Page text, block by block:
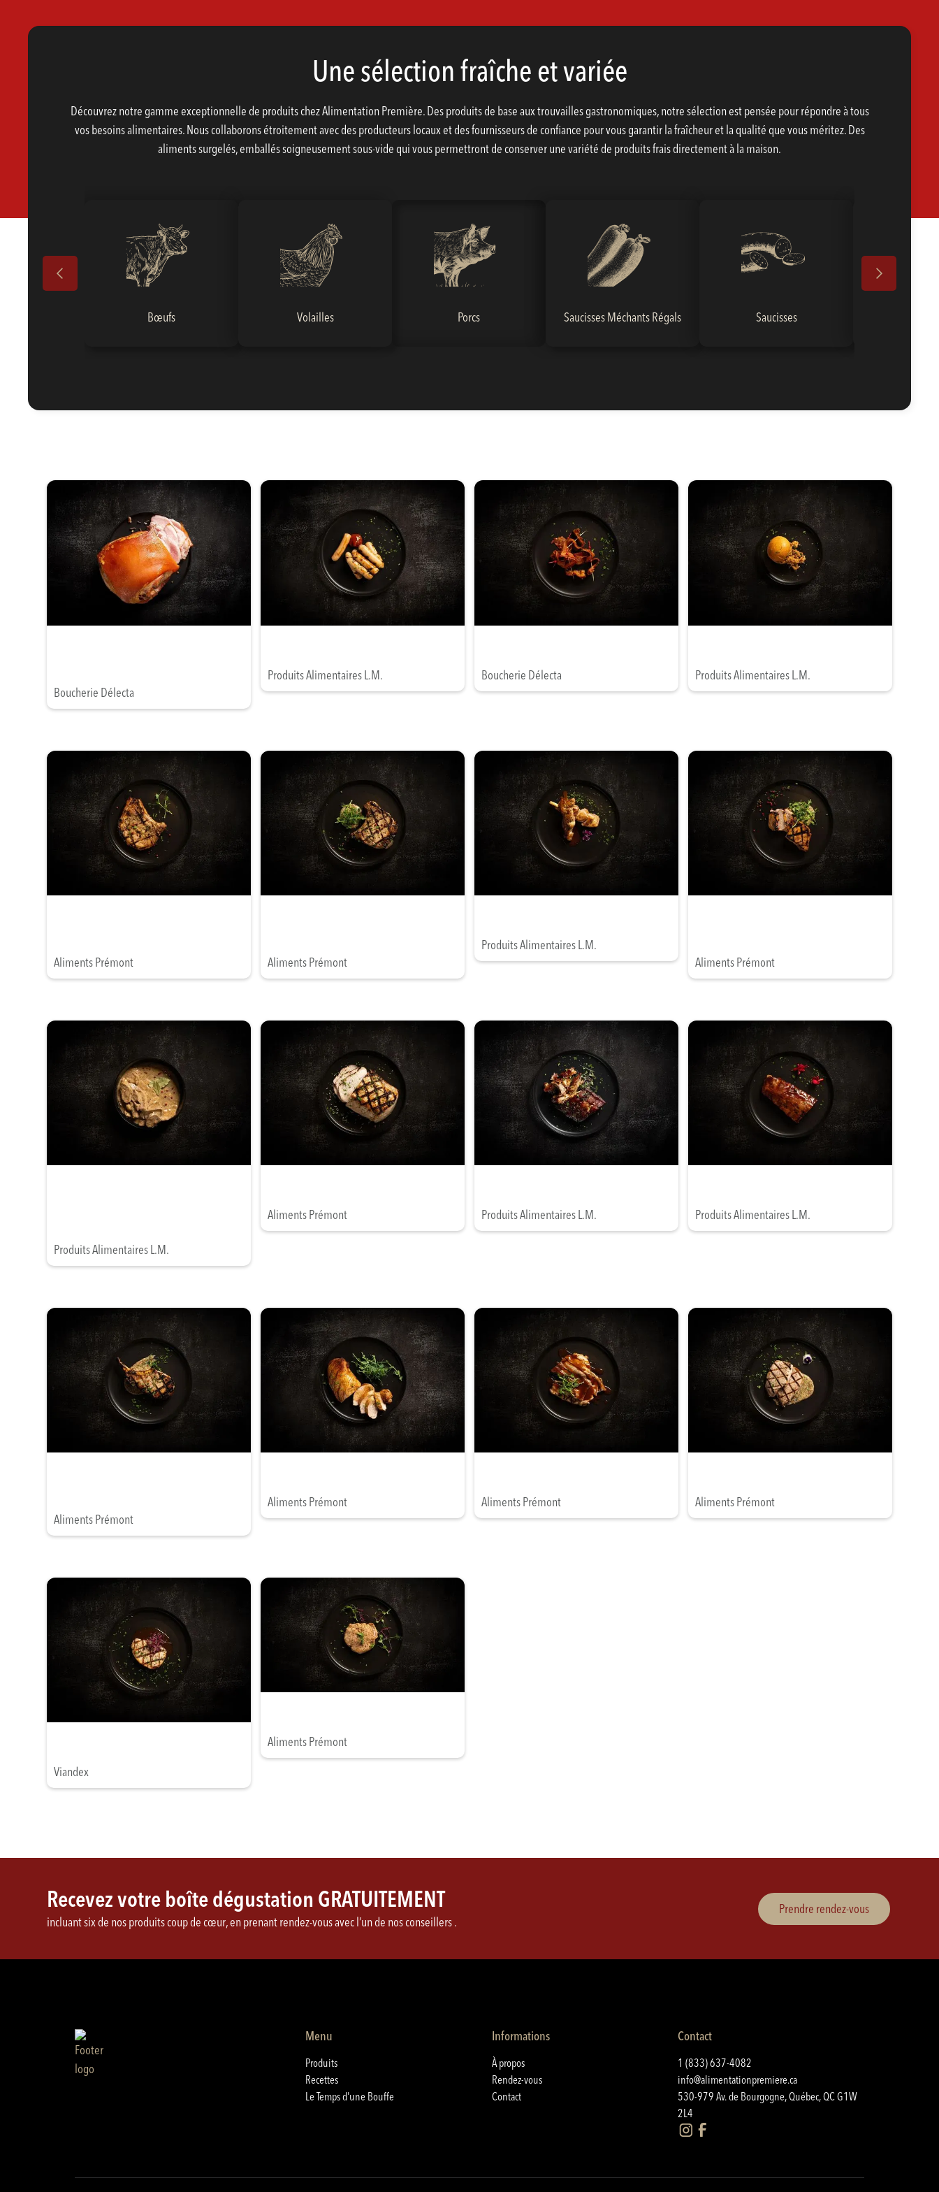
Une sélection fraîche et variée
Découvrez notre gamme exceptionnelle de produits chez Alimentation Première. Des produits de base aux trouvailles gastronomiques, notre sélection est pensée pour répondre à tous
vos besoins alimentaires. Nous collaborons étroitement avec des producteurs locaux et des fournisseurs de confiance pour vous garantir la fraîcheur et la qualité que vous méritez. Des
aliments surgelés, emballés soigneusement sous-vide qui vous permettront de conserver une variété de produits frais directement à la maison.
Bœufs Volailles Porcs Saucisses Méchants Régals Saucisses
Boucherie Délecta
Produits Alimentaires L.M. Boucherie Délecta Produits Alimentaires L.M.
Aliments Prémont Aliments Prémont
Produits Alimentaires L.M.
Aliments Prémont
Produits Alimentaires L.M.
Aliments Prémont Produits Alimentaires L.M. Produits Alimentaires L.M.
Aliments Prémont
Aliments Prémont Aliments Prémont Aliments Prémont
Viandex
Aliments Prémont
Recevez votre boîte dégustation GRATUITEMENT
incluant six de nos produits coup de cœur, en prenant rendez-vous avec l’un de nos conseillers .
Prendre rendez-vous
Menu
Produits
Recettes
Le Temps d'une Bouffe
Informations
À propos
Rendez-vous
Contact
Contact
1 (833) 637-4082
info@alimentationpremiere.ca
530-979 Av. de Bourgogne, Québec, QC G1W
2L4